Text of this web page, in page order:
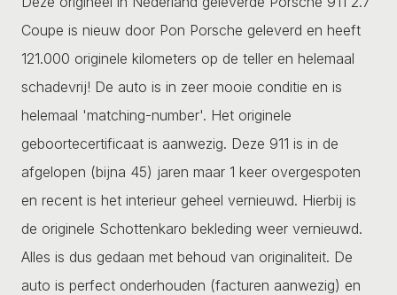
Coupe is nieuw door Pon Porsche geleverd en heeft
121.000 originele kilometers op de teller en helemaal
schadevrij! De auto is in zeer mooie conditie en is
helemaal 'matching-number'. Het originele
geboortecertificaat is aanwezig. Deze 911 is in de
afgelopen (bijna 45) jaren maar 1 keer overgespoten
en recent is het interieur geheel vernieuwd. Hierbij is
de originele Schottenkaro bekleding weer vernieuwd.
Alles is dus gedaan met behoud van originaliteit. De
auto is perfect onderhouden (facturen aanwezig) en